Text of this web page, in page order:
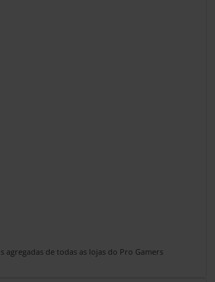
agregadas de todas as lojas do Pro Gamers